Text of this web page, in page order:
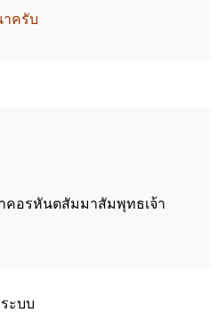
ครับ
อรหันตสัมมาสัมพุทธเจ้า
ะบบ